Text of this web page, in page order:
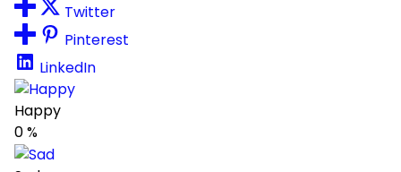
Twitter
Pinterest
LinkedIn
Happy
0%